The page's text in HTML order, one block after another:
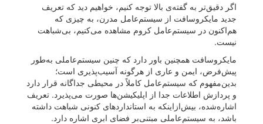
اگر دقیق‌تر به‌ گفته‌‌ی بالا توجه کنیم، خواهیم دید که تعریف
جدید مایکروسافت از سیستم‌عامل مدرن، به‌ چیزی که
هم‌اکنون در سیستم‌عامل کروم مشاهده می‌کنیم، بی‌شباهت
نیست.
مایکروسافت همچنین باور دارد که چنین سیستم‌عاملی به‌طور‌
پیش‌فرض، ایمن و عاری از هرگونه آسیب‌پذیری است؛
بدین‌مفهوم که سیستم‌عامل کاملاً در محیطی جداگانه قرار دارد
و پردازش اطلاعات جدا از اپلیکیشن‌ها صورت می‌پذیرد. تعریف
اشاره‌‌شده، بیش‌از‌اینکه به استاندارد‌های کنونی شباهت داشته
باشد، به سیستم‌عاملی مبتنی‌بر فضای ابری اشاره دارد.